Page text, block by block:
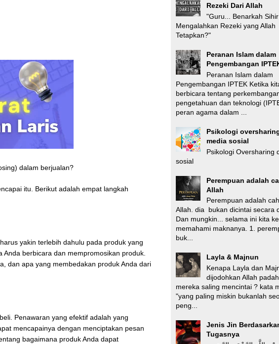
dalam berjualan?
itu. Berikut adalah empat langkah
yakin terlebih dahulu pada produk yang
berbicara dan mempromosikan produk.
dan apa yang membedakan produk Anda dari
Penawaran yang efektif adalah yang
mencapainya dengan menciptakan pesan
bagaimana produk Anda dapat
Rezeki Dari Allah
"Guru... Benarkah
Mengalahkan Rezeki yang Allah
Tetapkan?"
Peranan Islam dalam
Pengembangan
Peranan Islam dalam
Pengembangan IPTEK Ketika
berbicara tentang
pengetahuan dan teknologi
peran agama dalam ...
Psikologi
media sosial
Psikologi Oversharing
sosial
Perempuan adalah
Allah
Perempuan adalah
Allah. dia bukan dicintai secara
Dan mungkin... selama ini kita
memahami maknanya. 1.
buk...
Layla & Majnun
Kenapa Layla dan
dijodohkan Allah
mereka saling mencintai ? kata
"yang paling miskin bukanlah
peng...
Jenis Jin
Tugasnya